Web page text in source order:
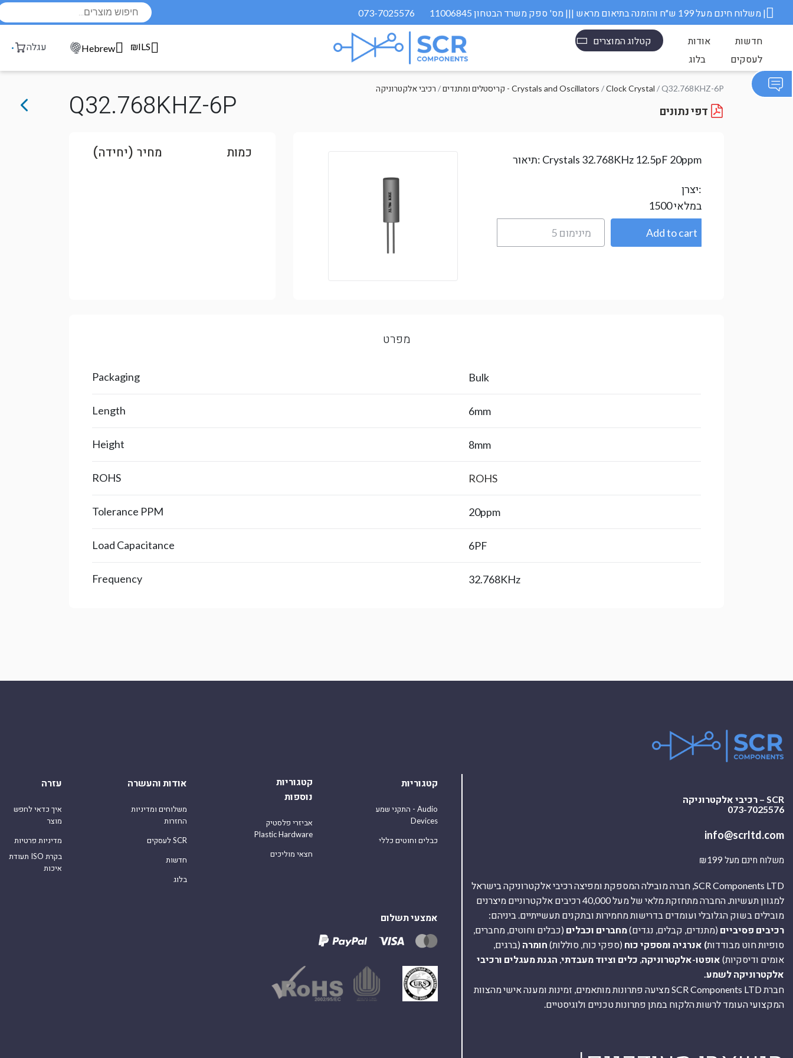
073-7025576 משלוח חינם מעל 199 ש״ח והזמנה בתיאום מראש ||| מס' ספק משרד הבטחון 11006845 |
קטלוג המוצרים אודות
חדשות
בלוג
לעסקים
עגלה Hebrew ₪ILS
רכיבי אלקטרוניקה / קריסטלים ומתנדים - Crystals and Oscillators /Clock Crystal / Q32.768KHZ-6P
Q32.768KHZ-6P
תיאור: Crystals 32.768KHz 12.5pF 20ppm
יצרן:
1500במלאי
כמות מחיר (יחידה)
מפרט
Packaging Bulk
Length 6mm
Height 8mm
ROHS ROHS
Tolerance PPM 20ppm
Load Capacitance 6PF
Frequency 32.768KHz
SCR – רכיבי אלקטרוניקה
073-7025576
info@scrltd.com
משלוח חינם מעל ₪199
SCR Components LTD, חברה מובילה המספקת ומפיצה רכיבי אלקטרוניקה בישראל
למגוון תעשיות. החברה מתחזקת מלאי של מעל 40,000 רכיבים אלקטרוניים מיצרנים
מובילים בשוק הגלובלי ועומדים בדרישות מחמירות ובתקנים תעשייתיים. ביניהם:
רכיבים פסיביים (מתנדים, קבלים, נגדים)מחברים וכבלים (כבלים וחוטים, מחברים,
סופיות חוט מבודדות) אנרגיה ומספקי כוח (ספקי כוח, סוללות) חומרה (ברגים,
אומים ודיסקיות) אופטו-אלקטרוניקה כלים וציוד מעבדתי הגנת מעגלים ורכיבי
אלקטרוניקה לשמע.
חברת SCR Components LTD מציעה פתרונות מותאמים, זמינות ומענה אישי מהצוות
המקצועי העומד לרשות הלקוח במתן פתרונות טכניים ולוגיסטיים.
קטגוריות
התקני שמע - Audio
Devices
כבלים וחוטים כללי
קטגוריות
נוספות
אביזרי פלסטיק
Plastic Hardware
חצאי מוליכים
אודות והעשרה
משלוחים ומדיניות
החזרות
לעסקים SCR
חדשות
בלוג
עזרה
איך כדאי לחפש
מוצר
מדיניות פרטיות
תעודת ISO בקרת
איכות
אמצעי תשלום